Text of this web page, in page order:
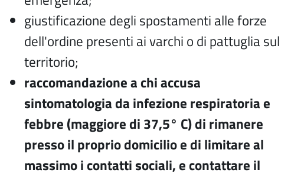
giustificazione degli spostamenti alle forze
dell'ordine presenti ai varchi o di pattuglia sul
territorio;
raccomandazione a chi accusa
sintomatologia da infezione respiratoria e
febbre (maggiore di 37,5° C) di rimanere
presso il proprio domicilio e di limitare al
massimo i contatti sociali, e contattare il